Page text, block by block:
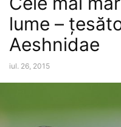
lume –
Aeshnidae
iul. 26, 2015